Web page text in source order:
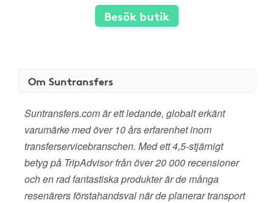
Besök butik
Om Suntransfers
Suntransfers.com är ett ledande, globalt erkänt
varumärke med över 10 års erfarenhet inom
transferservicebranschen. Med ett 4,5-stjärnigt
betyg på TripAdvisor från över 20 000 recensioner
och en rad fantastiska produkter är de många
resenärers förstahandsval när de planerar transport